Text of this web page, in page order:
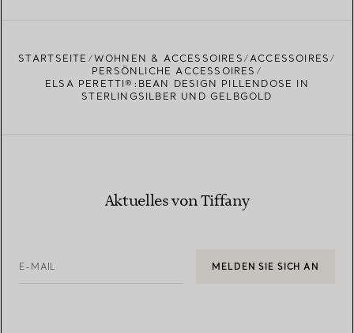
STARTSEITE WOHNEN & ACCESSOIRES
ACCESSOIRES
PERSÖNLICHE ACCESSOIRES
ELSA PERETTI®:BEAN DESIGN PILLENDOSE IN
STERLINGSILBER UND GELBGOLD
Aktuelles von Tiffany
E-MAIL MELDEN SIE SICH AN